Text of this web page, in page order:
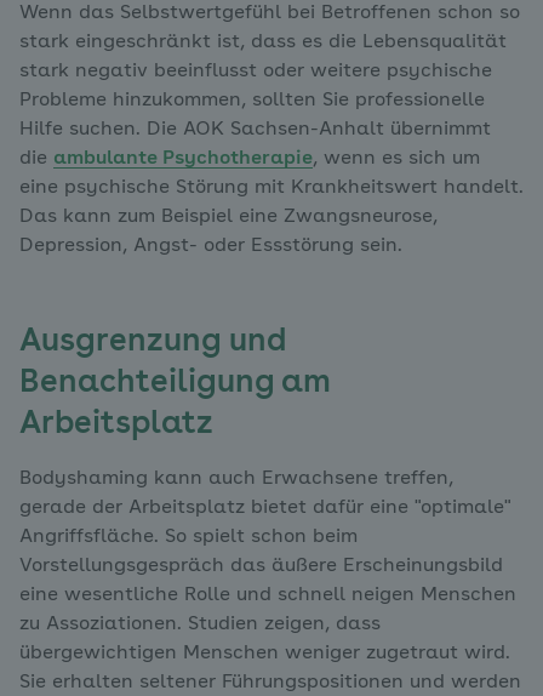
Wenn das Selbstwertgefühl bei Betroffenen schon so
stark eingeschränkt ist, dass es die Lebensqualität
stark negativ beeinflusst oder weitere psychische
Probleme hinzukommen, sollten Sie professionelle
Hilfe suchen. Die AOK Sachsen-Anhalt übernimmt
die ambulante Psychotherapie, wenn es sich um
eine psychische Störung mit Krankheitswert handelt.
Das kann zum Beispiel eine Zwangsneurose,
Depression, Angst- oder Essstörung sein.
Ausgrenzung und
Benachteiligung am
Arbeitsplatz
Bodyshaming kann auch Erwachsene treffen,
gerade der Arbeitsplatz bietet dafür eine "optimale"
Angriffsfläche. So spielt schon beim
Vorstellungsgespräch das äußere Erscheinungsbild
eine wesentliche Rolle und schnell neigen Menschen
zu Assoziationen. Studien zeigen, dass
übergewichtigen Menschen weniger zugetraut wird.
Sie erhalten seltener Führungspositionen und werden